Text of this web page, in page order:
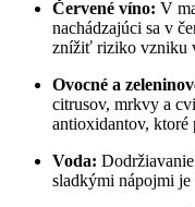
Červené víno: V⁤
nachádzajúci sa v
⁣znížiť riziko vzniku
Ovocné a‍
citrusov, mrkvy a
antioxidantov, ktoré
Voda:
sladkými nápojmi je